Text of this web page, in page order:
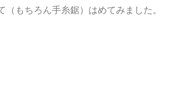
（もちろん手糸鋸）はめてみました。